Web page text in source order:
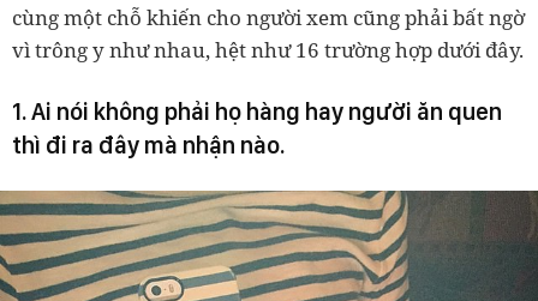
cùng một chỗ khiến cho người xem cũng phải bất ngờ
vì trông y như nhau, hệt như 16 trường hợp dưới đây.
1. Ai nói không phải họ hàng hay người ăn quen
thì đi ra đây mà nhận nào.